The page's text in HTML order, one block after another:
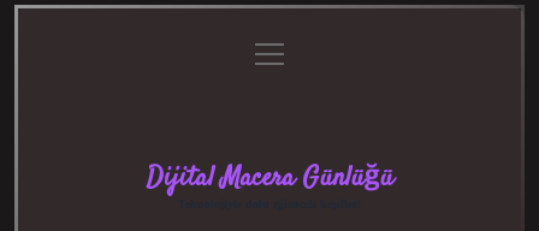
menüyü
aç
Dijital Macera Günlüğü